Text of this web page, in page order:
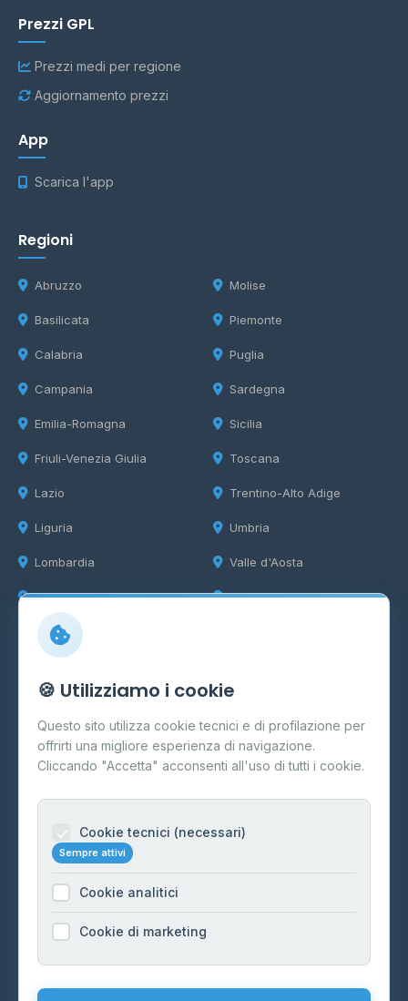
Prezzi GPL
Prezzi medi per regione
Aggiornamento prezzi
App
Scarica l'app
Regioni
Abruzzo
Basilicata
Calabria
Campania
Emilia-Romagna
Friuli-Venezia Giulia
Lazio
Liguria
Lombardia
Marche
Molise
Piemonte
Puglia
Sardegna
Sicilia
Toscana
Trentino-Alto Adige
Umbria
Valle d'Aosta
Veneto
Info
Cos'è il GPL
FAQ
Contatti
Informazioni legali
Cookie Policy
Preferenze Cookie
Mappa del sito
🍪 Utilizziamo i cookie
Questo sito utilizza cookie tecnici e di profilazione per
offrirti una migliore esperienza di navigazione.
Cliccando "Accetta" acconsenti all'uso di tutti i cookie.
Cookie tecnici (necessari)
Sempre attivi
Cookie analitici
Cookie di marketing